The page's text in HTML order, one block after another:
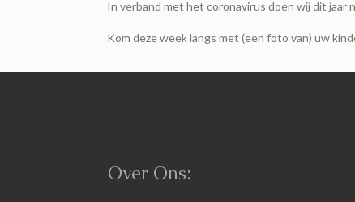
In verband met het coronavirus doen wij dit jaar
Kom deze week langs met (een foto van) uw
Over Ons: